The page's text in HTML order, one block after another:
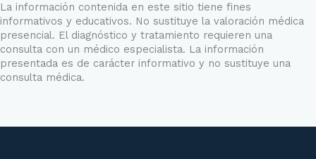
La información contenida en este sitio tiene fines
informativos y educativos. No sustituye la valoración médica
presencial. El diagnóstico y tratamiento requieren una
consulta con un médico especialista. La información
presentada es de carácter informativo y no sustituye una
consulta médica.